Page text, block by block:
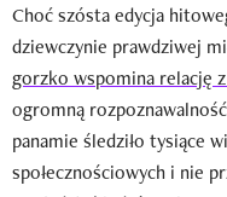
Choć szósta edycja
dziewczynie prawdziwej
gorzko wspomina relację
ogromną
panamie śledziło tysiące
społecznościowych i nie